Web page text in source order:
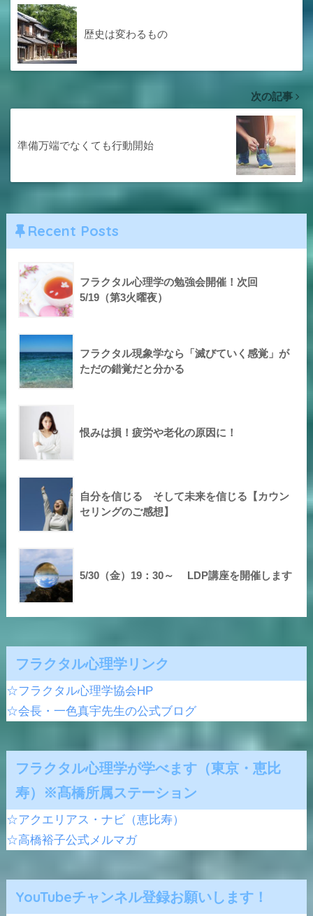
歴史は変わるもの
次の記事
準備万端でなくても行動開始
Recent Posts
フラクタル心理学の勉強会開催！次回
5/19（第3火曜夜）
フラクタル現象学なら「滅びていく感覚」が
ただの錯覚だと分かる
恨みは損！疲労や老化の原因に！
自分を信じる そして未来を信じる【カウン
セリングのご感想】
5/30（金）19：30～ LDP講座を開催します
フラクタル心理学リンク
☆フラクタル心理学協会HP
☆会長・一色真宇先生の公式ブログ
フラクタル心理学が学べます（東京・恵比
寿）※髙橋所属ステーション
☆アクエリアス・ナビ（恵比寿）
☆高橋裕子公式メルマガ
YouTubeチャンネル登録お願いします！